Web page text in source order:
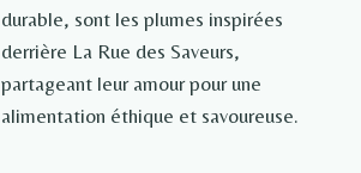
durable, sont les plumes inspirées
derrière La Rue des Saveurs,
partageant leur amour pour une
alimentation éthique et savoureuse.